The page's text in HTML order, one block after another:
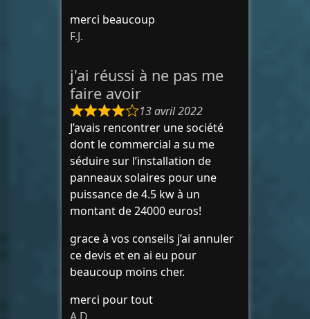
merci beaucoup
F.J.
j'ai réussi à ne pas me
faire avoir
13 avril 2022
J’avais rencontrer une société
dont le commercial a su me
séduire sur l’installation de
panneaux solaires pour une
puissance de 4.5 kw à un
montant de 24000 euros!
grace à vos conseils j’ai annuler
ce devis et en ai eu pour
beaucoup moins cher.
merci pour tout